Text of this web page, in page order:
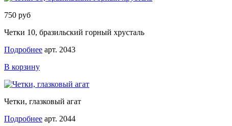
750 руб
Четки 10, бразильский горный хрусталь
Подробнее арт. 2043
В корзину
Четки, глазковый агат
Подробнее арт. 2044